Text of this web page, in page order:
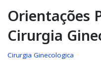
Orientações
Cirurgia
Cirurgia Ginecologica